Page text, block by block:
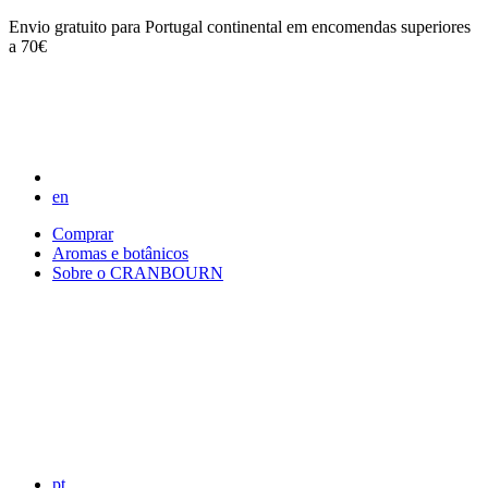
Envio gratuito para Portugal continental em encomendas superiores
a 70€
en
Comprar
Aromas e botânicos
Sobre o CRANBOURN
pt